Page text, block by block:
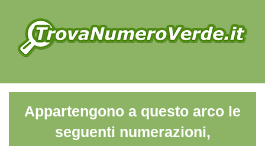
Appartengono a questo arco le
seguenti numerazioni,